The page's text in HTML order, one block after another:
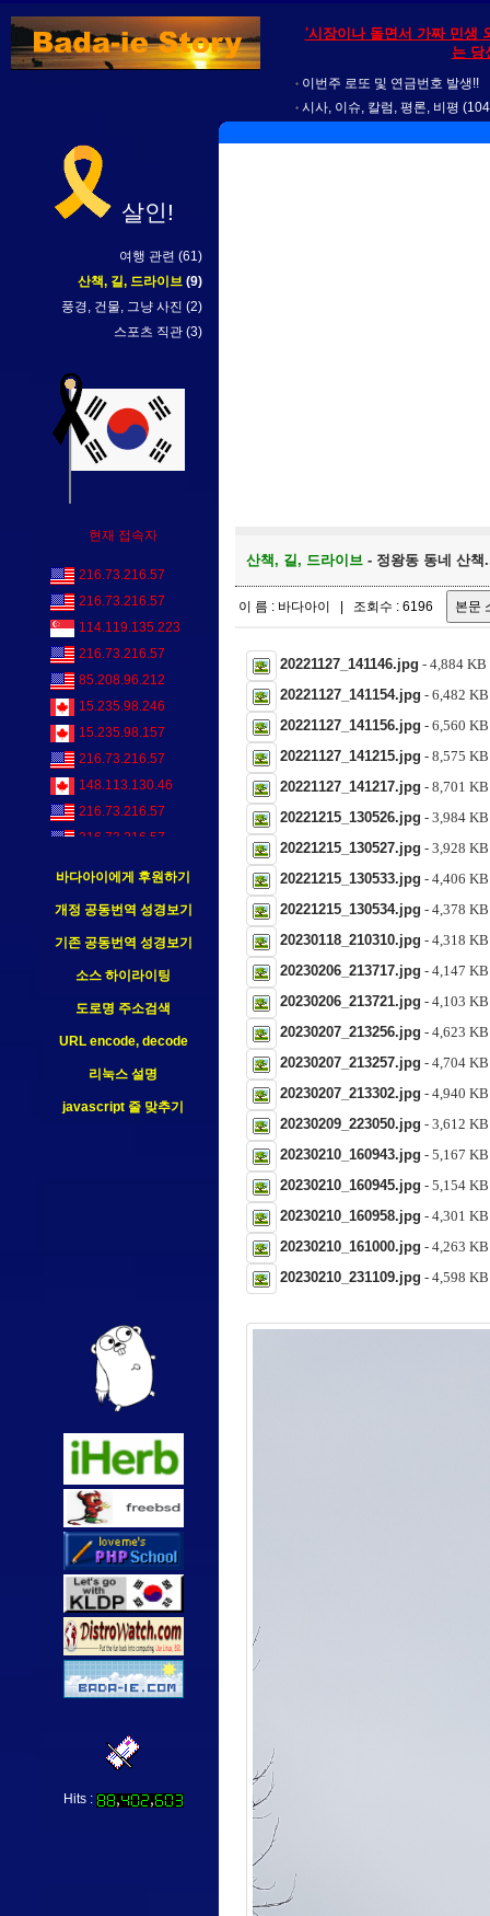
'시장이나 돌면서 가짜 민생
는 당
이번주 로또 및 연금번호 발생!!
시사, 이슈, 칼럼, 평론, 비평
살인!
여행 관련 (61)
산책, 길, 드라이브 (9)
풍경, 건물, 그냥 사진 (2)
스포츠 직관 (3)
현재 접속자
216.73.216.57
216.73.216.57
114.119.135.223
216.73.216.57
85.208.96.212
15.235.98.246
15.235.98.157
216.73.216.57
148.113.130.46
216.73.216.57
216.73.216.57
바다아이에게 후원하기
개정 공동번역 성경보기
기존 공동번역 성경보기
소스 하이라이팅
도로명 주소검색
URL encode, decode
리눅스 설명
javascript 줄 맞추기
Hits :
산책, 길, 드라이브 - 정왕동 동네 산책
이 름 : 바다아이 | 조회수 : 6196
20221127_141146.jpg - 4,884
20221127_141154.jpg - 6,482
20221127_141156.jpg - 6,560
20221127_141215.jpg - 8,575
20221127_141217.jpg - 8,701
20221215_130526.jpg - 3,984
20221215_130527.jpg - 3,928
20221215_130533.jpg - 4,406
20221215_130534.jpg - 4,378
20230118_210310.jpg - 4,318
20230206_213717.jpg - 4,147
20230206_213721.jpg - 4,103
20230207_213256.jpg - 4,623
20230207_213257.jpg - 4,704
20230207_213302.jpg - 4,940
20230209_223050.jpg - 3,612
20230210_160943.jpg - 5,167
20230210_160945.jpg - 5,154
20230210_160958.jpg - 4,301
20230210_161000.jpg - 4,263
20230210_231109.jpg - 4,598